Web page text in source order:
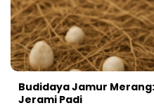
Budidaya Jamur
Jerami Padi